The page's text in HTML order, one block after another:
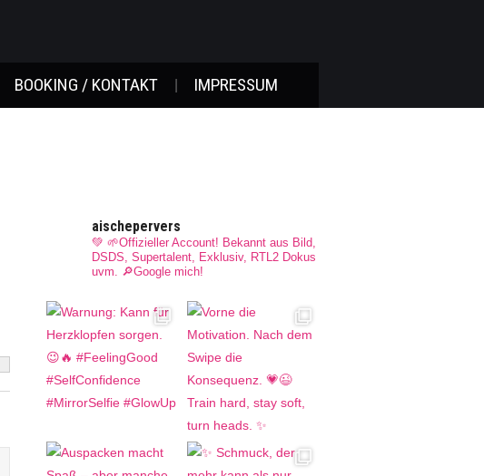
BOOKING / KONTAKT IMPRESSUM
aischepervers
💚 🌱Offizieller Account! Bekannt aus Bild,
DSDS, Supertalent, Exklusiv, RTL2 Dokus
uvm. 🔎Google mich!